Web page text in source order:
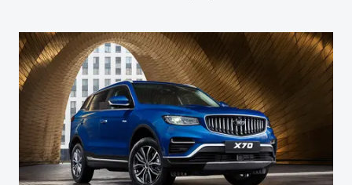
Универсальный кроссовер
от 2 499 990 ₽*
Обзор В наличии
Запись на сервис
Калькулятор ТО
Клиентская поддержка